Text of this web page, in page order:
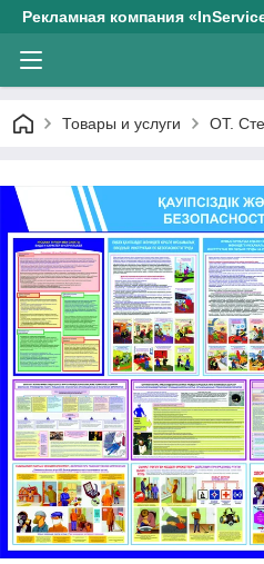
Рекламная компания
Товары и услуги ОТ.